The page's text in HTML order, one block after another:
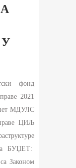
фонд
2021
МДУЛС
ЦИЉ
БУЏЕТ:
Законом